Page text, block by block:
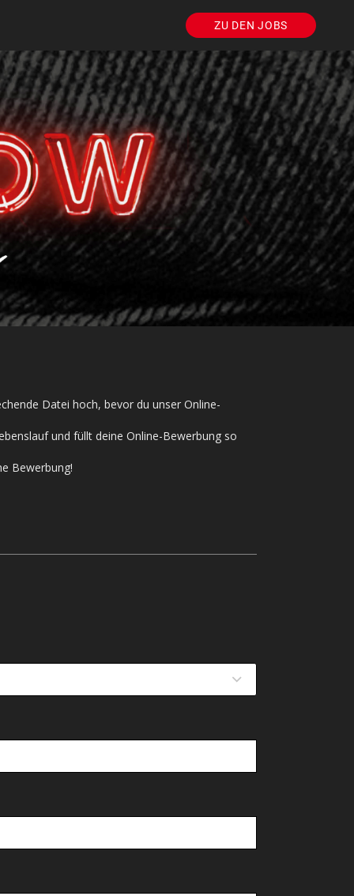
ZU DEN JOBS
Datei hoch, bevor du unser Online-
und füllt deine Online-Bewerbung so
Bewerbung!